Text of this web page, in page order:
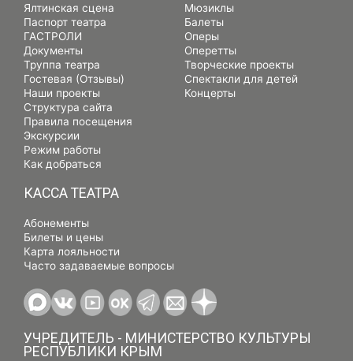
Ялтинская сцена
Паспорт театра
ГАСТРОЛИ
Документы
Труппа театра
Гостевая (Отзывы)
Наши проекты
Структура сайта
Правила посещения
Экскурсии
Режим работы
Как добраться
Мюзиклы
Балеты
Оперы
Оперетты
Творческие проекты
Спектакли для детей
Концерты
КАССА ТЕАТРА
Абонементы
Билеты и цены
Карта лояльности
Часто задаваемые вопросы
УЧРЕДИТЕЛЬ - МИНИСТЕРСТВО КУЛЬТУРЫ
РЕСПУБЛИКИ КРЫМ